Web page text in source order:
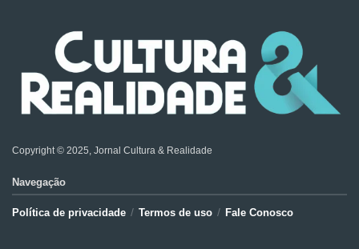
Copyright © 2025, Jornal Cultura & Realidade
Navegação
Política de privacidade Termos de uso Fale Conosco